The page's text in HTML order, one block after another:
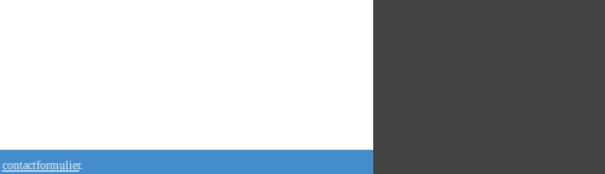
contactformulier.